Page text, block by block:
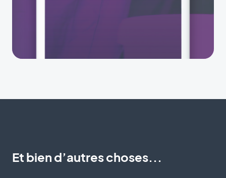
Et bien d’autres choses...